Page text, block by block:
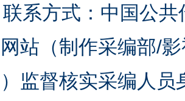
系方式：中国公共
站（制作采编部/
监督核实采编人员